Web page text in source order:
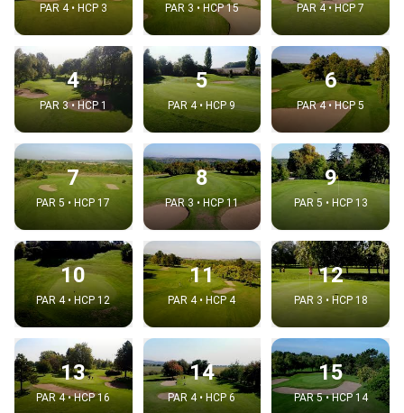
PAR 4 • HCP 3 PAR 3 • HCP 15 PAR 4 • HCP 7
4
PAR 3 • HCP 1
5
PAR 4 • HCP 9
6
PAR 4 • HCP 5
7
PAR 5 • HCP 17
8
PAR 3 • HCP 11
9
PAR 5 • HCP 13
10
PAR 4 • HCP 12
11
PAR 4 • HCP 4
12
PAR 3 • HCP 18
13
PAR 4 • HCP 16
14
PAR 4 • HCP 6
15
PAR 5 • HCP 14